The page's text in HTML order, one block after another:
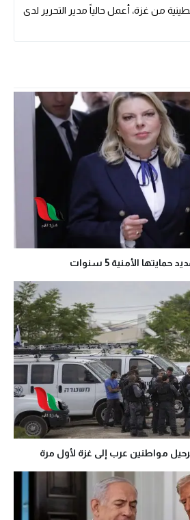
من غزة، أعمل حالياً مدير التحرير لدى
الأمنية 5 سنوات
مواطنين عرب إلى غزة لأول مرة